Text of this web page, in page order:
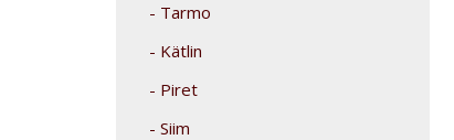
Tarmo
Kätlin
Piret
Siim